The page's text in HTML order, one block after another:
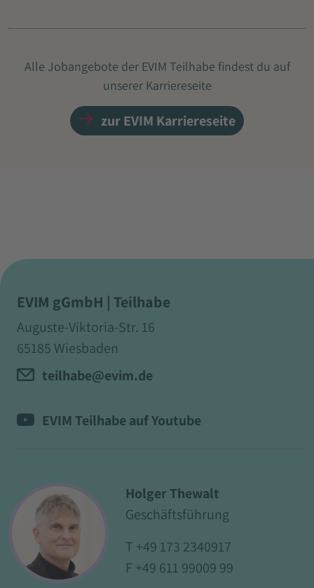
Alle Jobangebote der EVIM Teilhabe findest du auf
unserer Karriereseite
zur EVIM Karriereseite
EVIM gGmbH | Teilhabe
Auguste-Viktoria-Str. 16
65185 Wiesbaden
teilhabe@evim.de
EVIM Teilhabe auf Youtube
Holger Thewalt
Geschäftsführung
T +49 173 2340917
F +49 611 99009 99